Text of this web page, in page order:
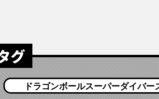
グ
ドラゴンボールスーパーダイバー